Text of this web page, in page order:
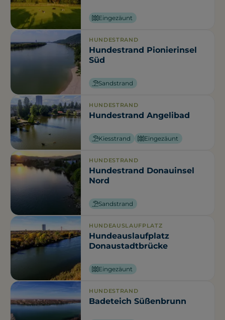
Eingezäunt
HUNDESTRAND
Hundestrand Pionierinsel
Süd
Sandstrand
HUNDESTRAND
Hundestrand Angelibad
Kiesstrand Eingezäunt
HUNDESTRAND
Hundestrand Donauinsel
Nord
Sandstrand
HUNDEAUSLAUFPLATZ
Hundeauslaufplatz
Donaustadtbrücke
Eingezäunt
HUNDESTRAND
Badeteich Süßenbrunn